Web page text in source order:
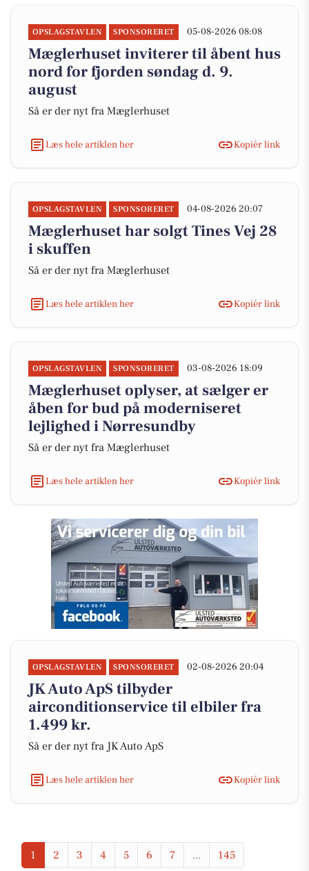
OPSLAGSTAVLEN SPONSORERET 05-08-2026 08:08
Mæglerhuset inviterer til åbent hus
nord for fjorden søndag d. 9.
august
Så er der nyt fra Mæglerhuset
Læs hele artiklen her Kopiér link
OPSLAGSTAVLEN SPONSORERET 04-08-2026 20:07
Mæglerhuset har solgt Tines Vej 28
i skuffen
Så er der nyt fra Mæglerhuset
Læs hele artiklen her Kopiér link
OPSLAGSTAVLEN SPONSORERET 03-08-2026 18:09
Mæglerhuset oplyser, at sælger er
åben for bud på moderniseret
lejlighed i Nørresundby
Så er der nyt fra Mæglerhuset
Læs hele artiklen her Kopiér link
OPSLAGSTAVLEN SPONSORERET 02-08-2026 20:04
JK Auto ApS tilbyder
airconditionservice til elbiler fra
1.499 kr.
Så er der nyt fra JK Auto ApS
Læs hele artiklen her Kopiér link
1 2 3 4 5 6 7 ... 145